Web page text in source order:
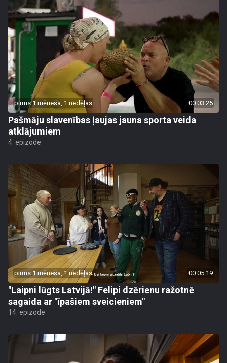
pirms 1 mēneša, 1 nedēļas 00:03:25
Pašmāju slavenības ļaujas jauna sporta veida
atklājumiem
4. epizode
pirms 1 mēneša, 1 nedēļas 00:05:19
"Laipni lūgts Latvijā!" Felipi dzērienu ražotnē
sagaida ar "īpašiem sveicieniem"
14. epizode